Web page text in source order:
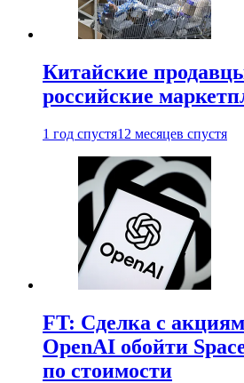
Китайские
российские
1 год спустя12 месяцев спустя
FT: Сделка с
OpenAI обойти
по стоимости